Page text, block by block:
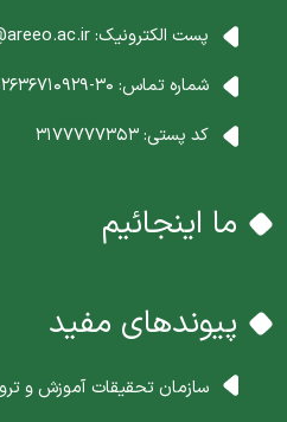
پست الکترونیک:
شماره تماس: 30-02636710929
کد پستی:3177777353
ما اینجائیم
پیوندهای مفید
سازمان تحقیقات آموزش و